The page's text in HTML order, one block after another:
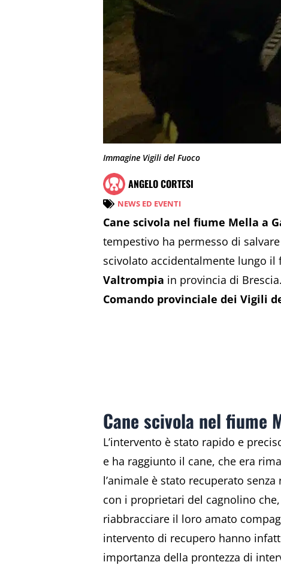
Immagine Vigili del Fuoco
ANGELO CORTESI
NEWS ED EVENTI
Cane scivola nel fiume Mella a
tempestivo ha permesso di
scivolato accidentalmente lungo il
Valtrompia in provincia di
Comando provinciale dei Vigili
Cane scivola nel fiume
L’intervento è stato rapido e
e ha raggiunto il cane, che era
l’animale è stato recuperato
con i proprietari del cagnolino
riabbracciare il loro amato
intervento di recupero hanno
importanza della prontezza di